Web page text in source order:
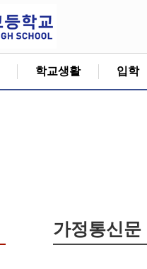
학교생활 입학
가정통신문